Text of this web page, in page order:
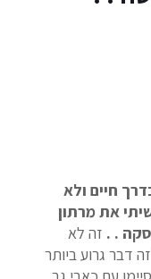
חיים ולא
את מרתון
. . זה לא
דבר גרוע ביותר